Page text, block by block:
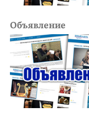
Объявление